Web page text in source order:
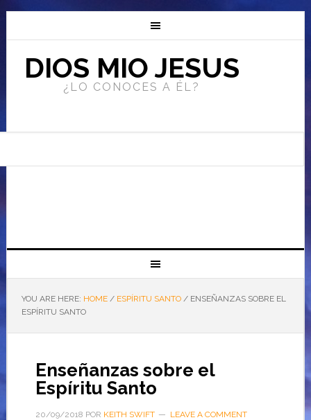
DIOS MIO JESUS
¿LO CONOCES A ÉL?
YOU ARE HERE: HOME / ESPÍRITU SANTO /ENSEÑANZAS SOBRE EL
ESPÍRITU SANTO
Enseñanzas sobre el
Espíritu Santo
20/09/2018 POR KEITH SWIFT LEAVE A COMMENT